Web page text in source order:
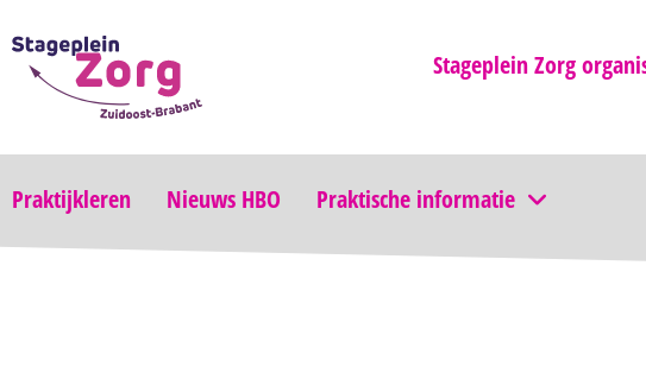
Stageplein Zorg
Praktijkleren Nieuws HBO Praktische informatie